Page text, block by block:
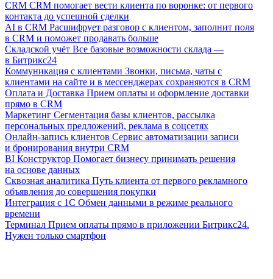
CRM CRM помогает вести клиента по воронке: от первого
контакта до успешной сделки
AI в CRM Расшифрует разговор с клиентом, заполнит поля
в CRM и поможет продавать больше
Складской учёт Все базовые возможности склада —
в Битрикс24
Коммуникация с клиентами Звонки, письма, чаты с
клиентами на сайте и в мессенджерах сохраняются в CRM
Оплата и Доставка Прием оплаты и оформление доставки
прямо в CRM
Маркетинг Сегментация базы клиентов, рассылка
персональных предложений, реклама в соцсетях
Онлайн-запись клиентов Сервис автоматизации записи
и бронирования внутри CRM
BI Конструктор Помогает бизнесу принимать решения
на основе данных
Сквозная аналитика Путь клиента от первого рекламного
объявления до совершения покупки
Интеграция с 1С Обмен данными в режиме реального
времени
Терминал Прием оплаты прямо в приложении Битрикс24.
Нужен только смартфон